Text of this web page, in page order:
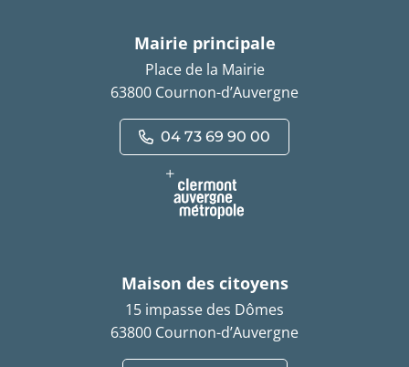
Mairie principale
Place de la Mairie
63800 Cournon-d’Auvergne
04 73 69 90 00
Maison des citoyens
15 impasse des Dômes
63800 Cournon-d’Auvergne